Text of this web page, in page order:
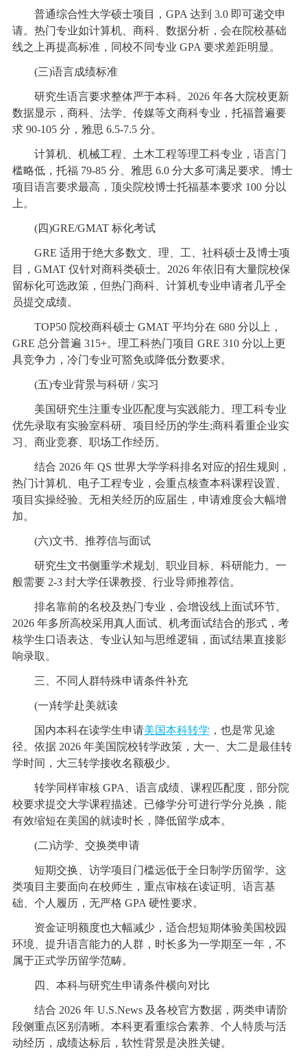
普通综合性大学硕士项目，GPA 达到 3.0 即可递交申
请。热门专业如计算机、商科、数据分析，会在院校基础
线之上再提高标准，同校不同专业 GPA 要求差距明显。
(三)语言成绩标准
研究生语言要求整体严于本科。2026 年各大院校更新
数据显示，商科、法学、传媒等文商科专业，托福普遍要
求 90-105 分，雅思 6.5-7.5 分。
计算机、机械工程、土木工程等理工科专业，语言门
槛略低，托福 79-85 分、雅思 6.0 分大多可满足要求。博士
项目语言要求最高，顶尖院校博士托福基本要求 100 分以
上。
(四)GRE/GMAT 标化考试
GRE 适用于绝大多数文、理、工、社科硕士及博士项
目，GMAT 仅针对商科类硕士。2026 年依旧有大量院校保
留标化可选政策，但热门商科、计算机专业申请者几乎全
员提交成绩。
TOP50 院校商科硕士 GMAT 平均分在 680 分以上，
GRE 总分普遍 315+。理工科热门项目 GRE 310 分以上更
具竞争力，冷门专业可豁免或降低分数要求。
(五)专业背景与科研 / 实习
美国研究生注重专业匹配度与实践能力。理工科专业
优先录取有实验室科研、项目经历的学生;商科看重企业实
习、商业竞赛、职场工作经历。
结合 2026 年 QS 世界大学学科排名对应的招生规则，
热门计算机、电子工程专业，会重点核查本科课程设置、
项目实操经验。无相关经历的应届生，申请难度会大幅增
加。
(六)文书、推荐信与面试
研究生文书侧重学术规划、职业目标、科研能力。一
般需要 2-3 封大学任课教授、行业导师推荐信。
排名靠前的名校及热门专业，会增设线上面试环节。
2026 年多所高校采用真人面试、机考面试结合的形式，考
核学生口语表达、专业认知与思维逻辑，面试结果直接影
响录取。
三、不同人群特殊申请条件补充
(一)转学赴美就读
国内本科在读学生申请美国本科转学 ，也是常见途
径。依据 2026 年美国院校转学政策，大一、大二是最佳转
学时间，大三转学接收名额极少。
转学同样审核 GPA、语言成绩、课程匹配度，部分院
校要求提交大学课程描述。已修学分可进行学分兑换，能
有效缩短在美国的就读时长，降低留学成本。
(二)访学、交换类申请
短期交换、访学项目门槛远低于全日制学历留学。这
类项目主要面向在校师生，重点审核在读证明、语言基
础、个人履历，无严格 GPA 硬性要求。
资金证明额度也大幅减少，适合想短期体验美国校园
环境、提升语言能力的人群，时长多为一学期至一年，不
属于正式学历留学范畴。
四、本科与研究生申请条件横向对比
结合 2026 年 U.S.News 及各校官方数据，两类申请阶
段侧重点区别清晰。本科更看重综合素养、个人特质与活
动经历，成绩达标后，软性背景是决胜关键。